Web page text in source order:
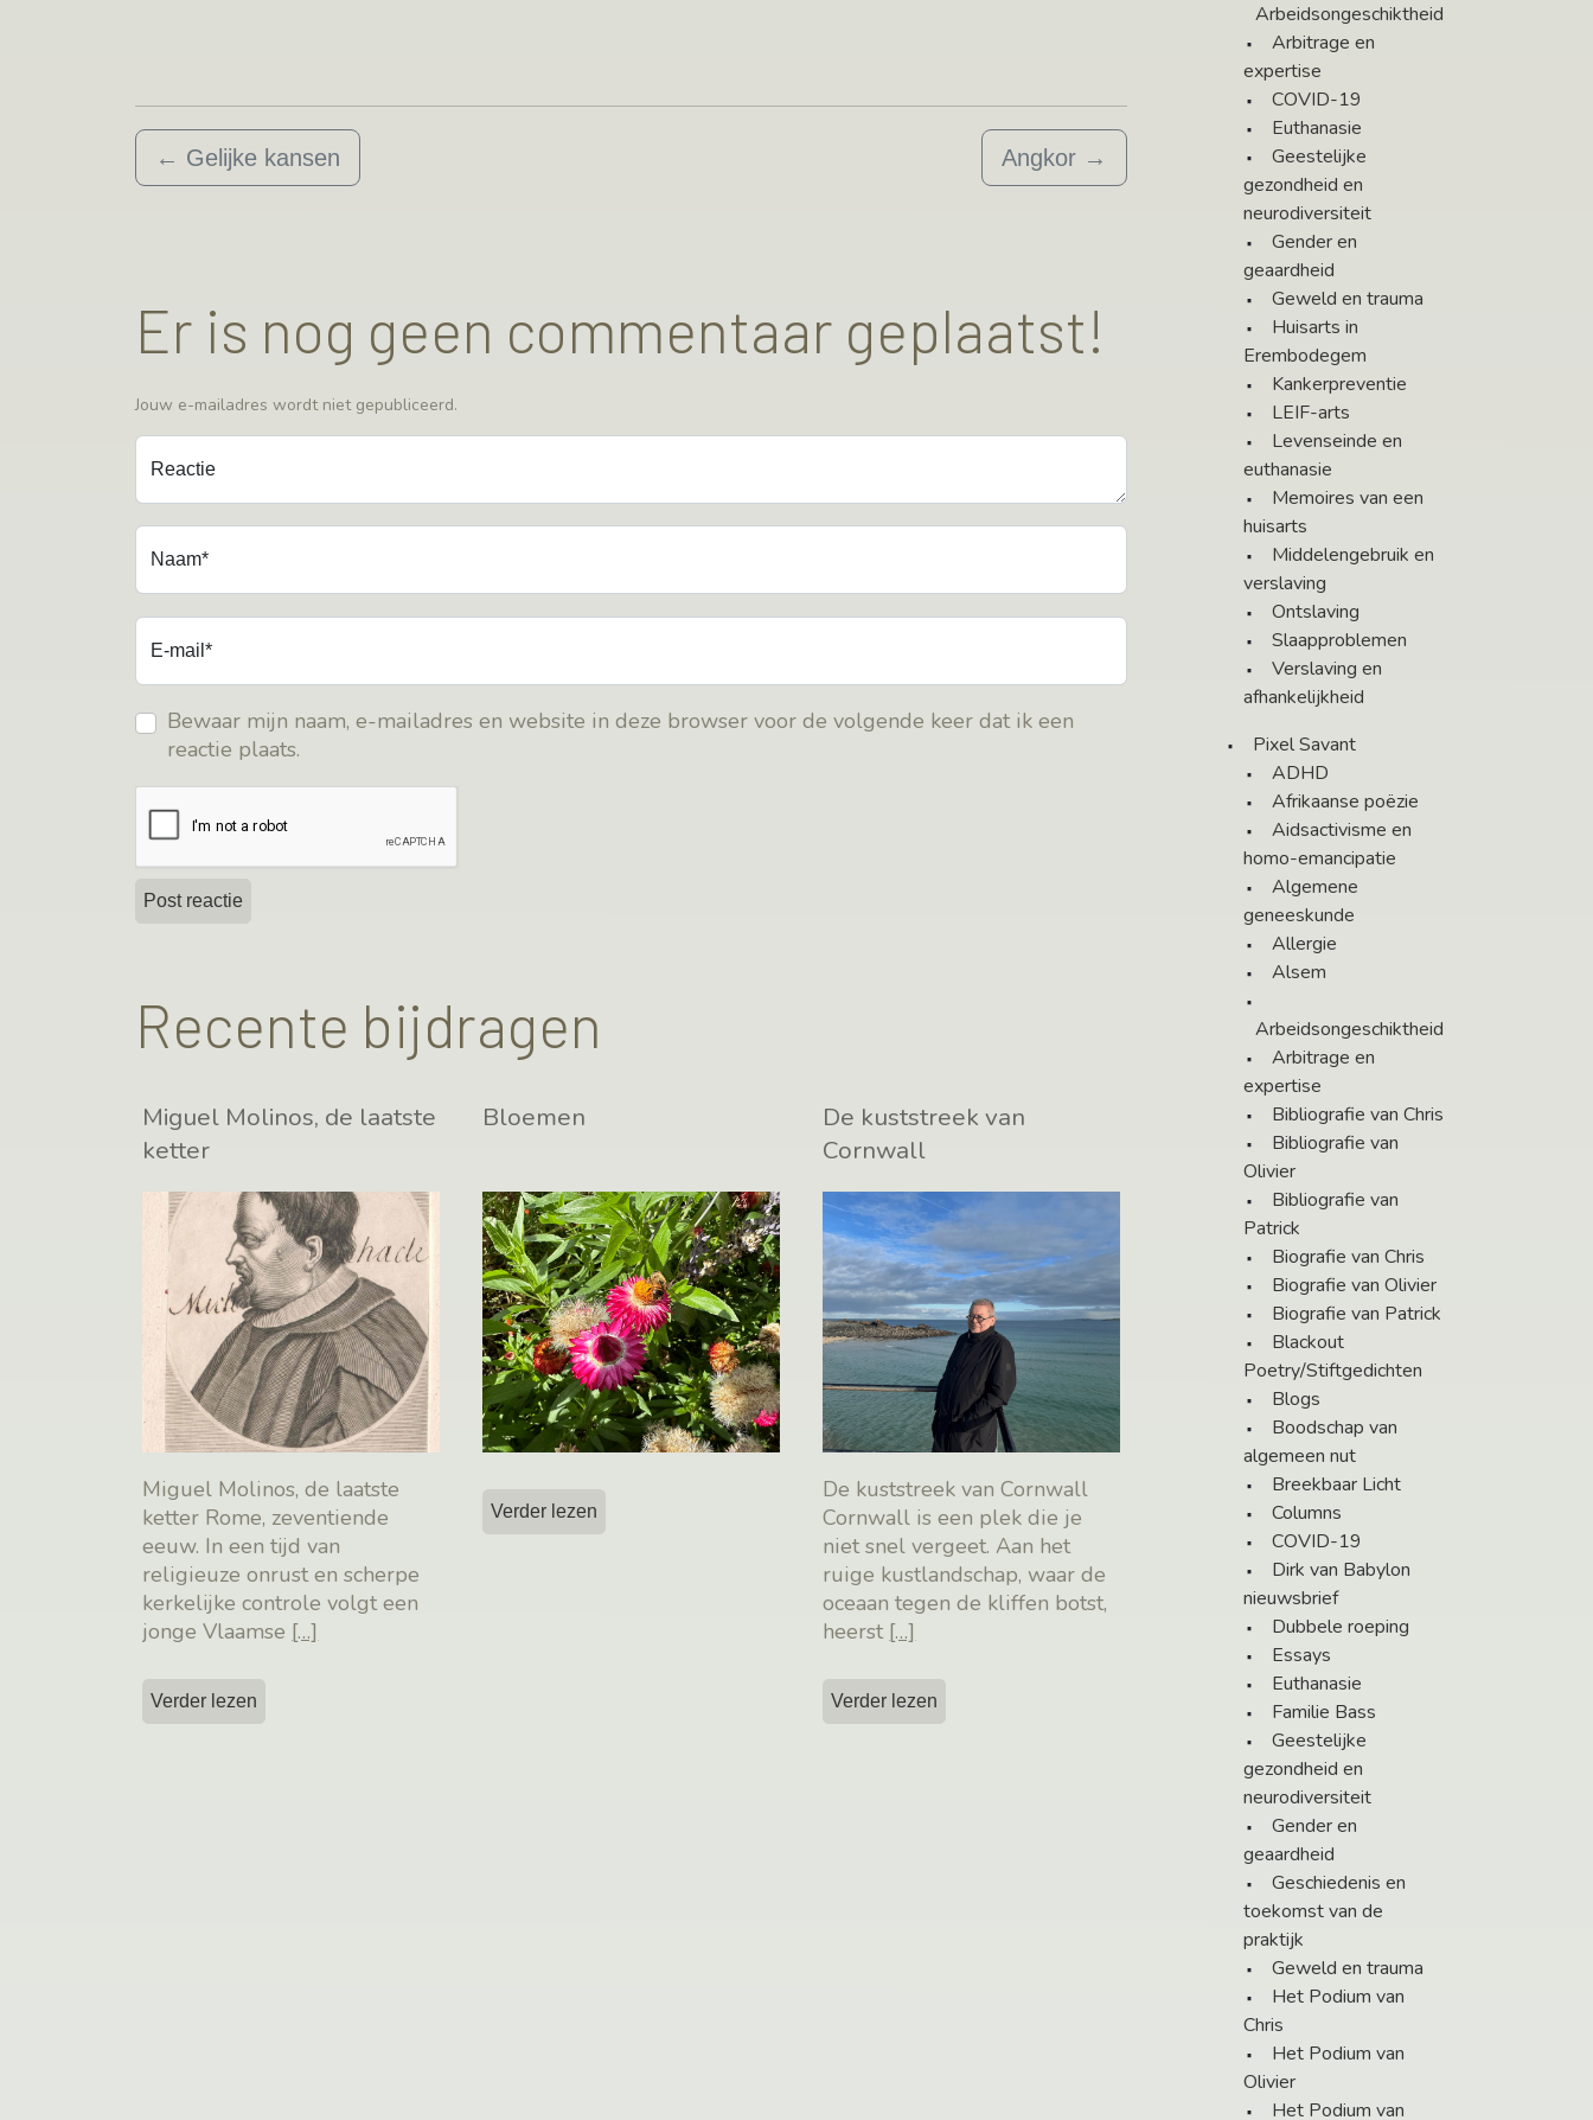
← Gelijke kansen Angkor →
Er is nog geen commentaar geplaatst!
Jouw e-mailadres wordt niet gepubliceerd.
Reactie
Naam*
E-mail*
Bewaar mijn naam, e-mailadres en website in deze browser voor de volgende keer dat ik een
reactie plaats.
Recente bijdragen
Miguel Molinos, de laatste
ketter
Miguel Molinos, de laatste
ketter Rome, zeventiende
eeuw. In een tijd van
religieuze onrust en scherpe
kerkelijke controle volgt een
jonge Vlaamse […]
Verder lezen
Bloemen
Verder lezen
De kuststreek van
Cornwall
De kuststreek van Cornwall
Cornwall is een plek die je
niet snel vergeet. Aan het
ruige kustlandschap, waar de
oceaan tegen de kliffen botst,
heerst […]
Verder lezen
Arbeidsongeschiktheid
Arbitrage en
expertise
COVID-19
Euthanasie
Geestelijke
gezondheid en
neurodiversiteit
Gender en
geaardheid
Geweld en trauma
Huisarts in
Erembodegem
Kankerpreventie
LEIF-arts
Levenseinde en
euthanasie
Memoires van een
huisarts
Middelengebruik en
verslaving
Ontslaving
Slaapproblemen
Verslaving en
afhankelijkheid
Pixel Savant
ADHD
Afrikaanse poëzie
Aidsactivisme en
homo-emancipatie
Algemene
geneeskunde
Allergie
Alsem
Arbeidsongeschiktheid
Arbitrage en
expertise
Bibliografie van Chris
Bibliografie van
Olivier
Bibliografie van
Patrick
Biografie van Chris
Biografie van Olivier
Biografie van Patrick
Blackout
Poetry/Stiftgedichten
Blogs
Boodschap van
algemeen nut
Breekbaar Licht
Columns
COVID-19
Dirk van Babylon
nieuwsbrief
Dubbele roeping
Essays
Euthanasie
Familie Bass
Geestelijke
gezondheid en
neurodiversiteit
Gender en
geaardheid
Geschiedenis en
toekomst van de
praktijk
Geweld en trauma
Het Podium van
Chris
Het Podium van
Olivier
Het Podium van